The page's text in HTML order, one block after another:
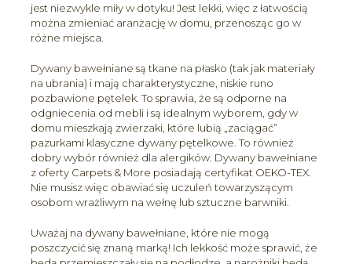
jest niezwykle miły w dotyku! Jest lekki, więc z łatwością
można zmieniać aranżację w domu, przenosząc go w
różne miejsca.
Dywany bawełniane są tkane na płasko (tak jak materiały
na ubrania) i mają charakterystyczne, niskie runo
pozbawione pętelek. To sprawia, że są odporne na
odgniecenia od mebli i są idealnym wyborem, gdy w
domu mieszkają zwierzaki, które lubią „zaciągać”
pazurkami klasyczne dywany pętelkowe. To również
dobry wybór również dla alergików. Dywany bawełniane
z oferty Carpets & More posiadają certyfikat OEKO-TEX.
Nie musisz więc obawiać się uczuleń towarzyszącym
osobom wrażliwym na wełnę lub sztuczne barwniki.
Uważaj na dywany bawełniane, które nie mogą
poszczycić się znaną marką! Ich lekkość może sprawić, że